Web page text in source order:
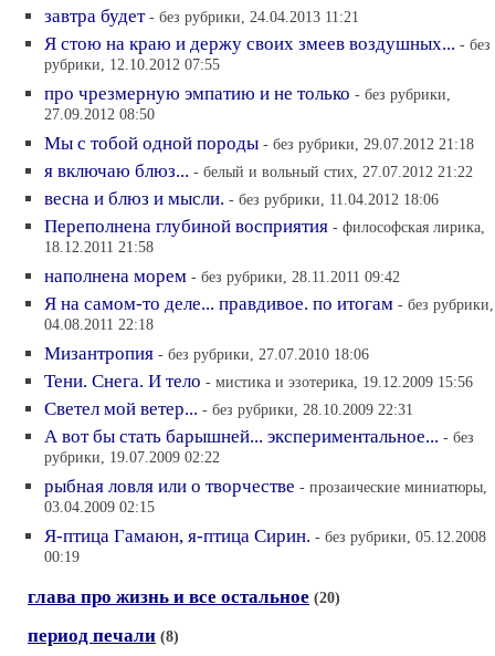
завтра будет - без рубрики, 24.04.2013 11:21
Я стою на краю и держу своих змеев воздушных... - без
рубрики, 12.10.2012 07:55
про чрезмерную эмпатию и не только - без рубрики,
27.09.2012 08:50
Мы с тобой одной породы - без рубрики, 29.07.2012 21:18
я включаю блюз... - белый и вольный стих, 27.07.2012 21:22
весна и блюз и мысли. - без рубрики, 11.04.2012 18:06
Переполнена глубиной восприятия - философская лирика,
18.12.2011 21:58
наполнена морем - без рубрики, 28.11.2011 09:42
Я на самом-то деле... правдивое. по итогам - без рубрики,
04.08.2011 22:18
Мизантропия - без рубрики, 27.07.2010 18:06
Тени. Снега. И тело - мистика и эзотерика, 19.12.2009 15:56
Светел мой ветер... - без рубрики, 28.10.2009 22:31
А вот бы стать барышней... экспериментальное... - без
рубрики, 19.07.2009 02:22
рыбная ловля или о творчестве - прозаические миниатюры,
03.04.2009 02:15
Я-птица Гамаюн, я-птица Сирин. - без рубрики, 05.12.2008
00:19
глава про жизнь и все остальное (20)
период печали (8)